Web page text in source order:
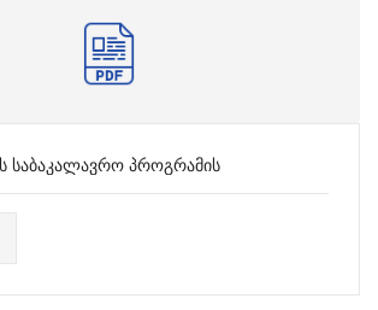
საბაკალავრო პროგრამის
ცხრილი